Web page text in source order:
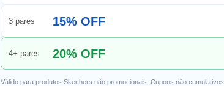
3 pares 15% OFF
4+ pares 20% OFF
Válido para produtos Skechers não promocionais. Cupons não cumulativos.